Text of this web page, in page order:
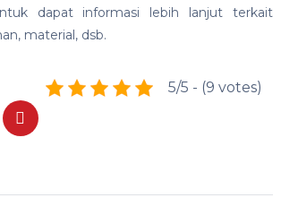
dapat informasi lebih lanjut terkait
material, dsb.
5/5 - (9 votes)